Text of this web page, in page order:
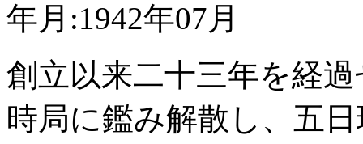
年月:1942年07月
創立以来二十三年を経
時局に鑑み解散し、五